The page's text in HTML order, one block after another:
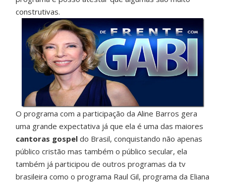
construtivas.
O programa com a participação da Aline Barros gera
uma grande expectativa já que ela é uma das maiores
cantoras gospel do Brasil, conquistando não apenas
público cristão mas também o público secular, ela
também já participou de outros programas da tv
brasileira como o programa Raul Gil, programa da Eliana